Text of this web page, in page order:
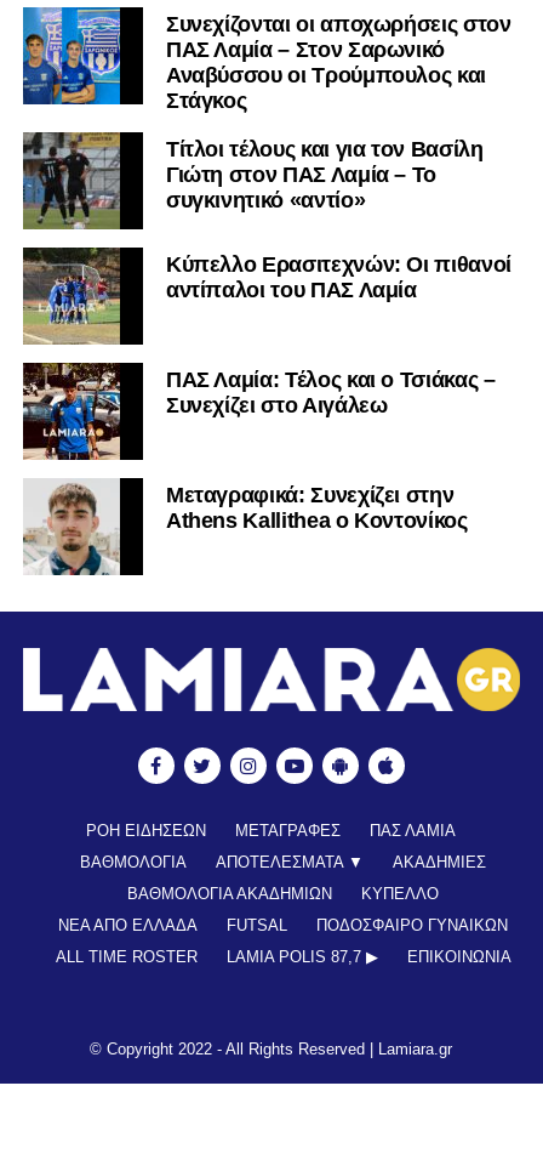
Συνεχίζονται οι αποχωρήσεις στον
ΠΑΣ Λαμία – Στον Σαρωνικό
Αναβύσσου οι Τρούμπουλος και
Στάγκος
Τίτλοι τέλους και για τον Βασίλη
Γιώτη στον ΠΑΣ Λαμία – Το
συγκινητικό «αντίο»
Κύπελλο Ερασιτεχνών: Οι πιθανοί
αντίπαλοι του ΠΑΣ Λαμία
ΠΑΣ Λαμία: Τέλος και ο Τσιάκας –
Συνεχίζει στο Αιγάλεω
Mεταγραφικά: Συνεχίζει στην
Athens Kallithea ο Κοντονίκος
ΡΟΗ ΕΙΔΗΣΕΩΝ ΜΕΤΑΓΡΑΦΕΣ
ΠΑΣ ΛΑΜΙΑ
ΒΑΘΜΟΛΟΓΙΑ
ΑΠΟΤΕΛΕΣΜΑΤΑ ▼
ΑΚΑΔΗΜΙΕΣ
ΒΑΘΜΟΛΟΓΙΑ ΑΚΑΔΗΜΙΩΝ
ΚΥΠΕΛΛΟ
ΝΕΑ ΑΠΟ ΕΛΛΑΔΑ
FUTSAL
ΠΟΔΟΣΦΑΙΡΟ ΓΥΝΑΙΚΩΝ
ALL TIME ROSTER
LAMIA POLIS 87,7 ▶︎ ΕΠΙΚΟΙΝΩΝΊΑ
© Copyright 2022 - All Rights Reserved | Lamiara.gr